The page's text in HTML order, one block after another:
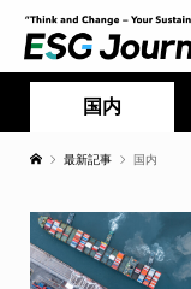
国内
最新記事 国内